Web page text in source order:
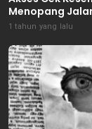
Menopang
1 tahun yang lalu